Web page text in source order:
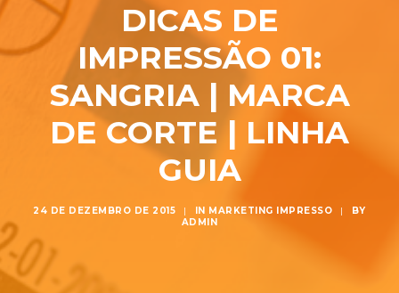
DICAS DE
IMPRESSÃO 01:
SANGRIA | MARCA
DE CORTE | LINHA
GUIA
24 DE DEZEMBRO DE 2015 | IN MARKETING IMPRESSO |
BY
ADMIN